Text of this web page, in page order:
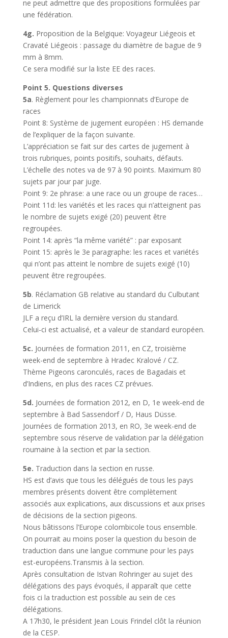
ne peut admettre que des propositions formulées par
une fédération.
4g. Proposition de la Belgique: Voyageur Liégeois et
Cravaté Liégeois : passage du diamètre de bague de 9
mm à 8mm.
Ce sera modifié sur la liste EE des races.
Point 5. Questions diverses
5a. Règlement pour les championnats d’Europe de
races
Point 8: Système de jugement européen : HS demande
de l’expliquer de la façon suivante.
L’appréciation se fait sur des cartes de jugement à
trois rubriques, points positifs, souhaits, défauts.
L’échelle des notes va de 97 à 90 points. Maximum 80
sujets par jour par juge.
Point 9: 2e phrase: a une race ou un groupe de races…
Point 11d: les variétés et les races qui n’atteignent pas
le nombre de sujets exigé (20) peuvent être
regroupées.
Point 14: après “la même variété” : par exposant
Point 15: après le 3e paragraphe: les races et variétés
qui n’ont pas atteint le nombre de sujets exigé (10)
peuvent être regroupées.
5b. Réclamation GB relative au standard du Culbutant
de Limerick
JLF a reçu d’IRL la dernière version du standard.
Celui-ci est actualisé, et a valeur de standard européen.
5c. Journées de formation 2011, en CZ, troisième
week-end de septembre à Hradec Kralové / CZ.
Thème Pigeons caronculés, races de Bagadais et
d’Indiens, en plus des races CZ prévues.
5d. Journées de formation 2012, en D, 1e week-end de
septembre à Bad Sassendorf / D, Haus Düsse.
Journées de formation 2013, en RO, 3e week-end de
septembre sous réserve de validation par la délégation
roumaine à la section et par la section.
5e. Traduction dans la section en russe.
HS est d’avis que tous les délégués de tous les pays
membres présents doivent être complètement
associés aux explications, aux discussions et aux prises
de décisions de la section pigeons.
Nous bâtissons l’Europe colombicole tous ensemble.
On pourrait au moins poser la question du besoin de
traduction dans une langue commune pour les pays
est-européens.Transmis à la section.
Après consultation de Istvan Rohringer au sujet des
délégations des pays évoqués, il apparaît que cette
fois ci la traduction est possible au sein de ces
délégations.
A 17h30, le président Jean Louis Frindel clôt la réunion
de la CESP.